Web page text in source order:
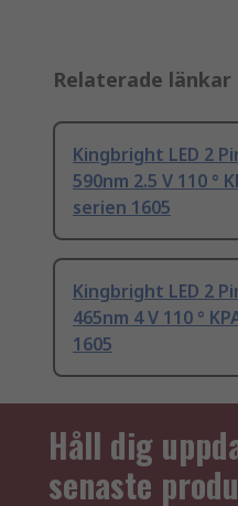
Relaterade länkar
Kingbright LED 2
590nm 2.5 V 110 °
serien 1605
Kingbright LED 2
465nm 4 V 110 °
1605
Håll dig
senaste